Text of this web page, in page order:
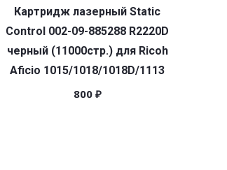
Картридж лазерный Static
Control 002-09-885288 R2220D
черный (11000стр.) для Ricoh
Aficio 1015/1018/1018D/1113
800 ₽